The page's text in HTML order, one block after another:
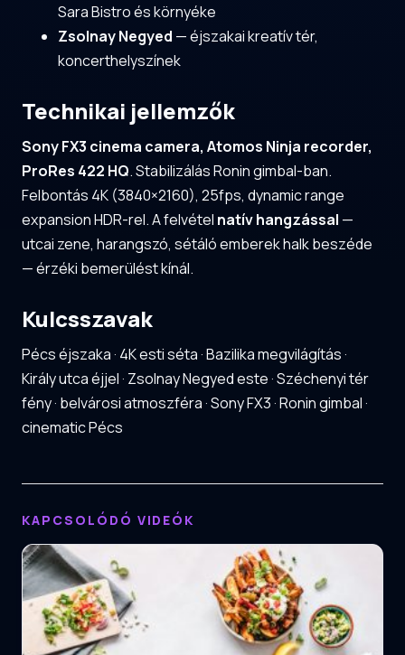
Sara Bistro és környéke
Zsolnay Negyed — éjszakai kreatív tér,
koncerthelyszínek
Technikai jellemzők
Sony FX3 cinema camera, Atomos Ninja recorder,
ProRes 422 HQ. Stabilizálás Ronin gimbal-ban.
Felbontás 4K (3840×2160), 25fps, dynamic range
expansion HDR-rel. A felvétel natív hangzással —
utcai zene, harangszó, sétáló emberek halk beszéde
— érzéki bemerülést kínál.
Kulcsszavak
Pécs éjszaka · 4K esti séta · Bazilika megvilágítás ·
Király utca éjjel · Zsolnay Negyed este · Széchenyi tér
fény · belvárosi atmoszféra · Sony FX3 · Ronin gimbal ·
cinematic Pécs
KAPCSOLÓDÓ VIDEÓK